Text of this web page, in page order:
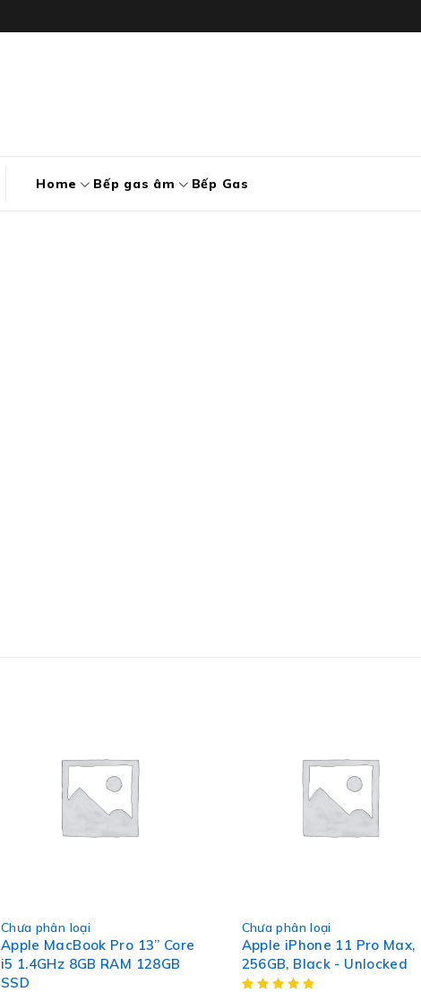
Home Bếp gas âm Bếp Gas
Chưa phân loại
Apple MacBook Pro 13” Core
i5 1.4GHz 8GB RAM 128GB
SSD
HOT
Chưa phân loại
Apple iPhone 11 Pro Max,
256GB, Black - Unlocked